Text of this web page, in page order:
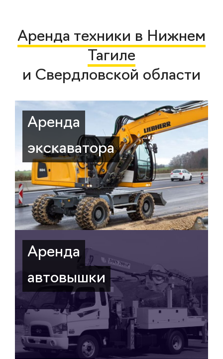
Аренда техники в Нижнем
Тагиле
и Свердловской области
Аренда
экскаватора
Аренда
автовышки